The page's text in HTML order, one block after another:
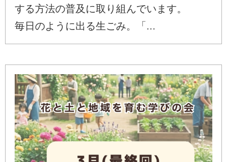
する方法の普及に取り組んでいます。
毎日のように出る生ごみ。「...